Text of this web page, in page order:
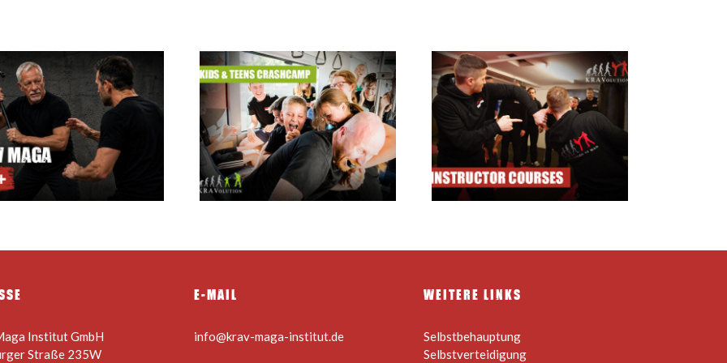
Krav Maga
Sommerferien Camp für
Kids & Teens 24.08. –
28.08.2026
Instructor Courses
Institut GmbH
Straße 235W
E-MAIL
info@krav-maga-institut.de
WEITERE LINKS
Selbstbehauptung
Selbstverteidigung